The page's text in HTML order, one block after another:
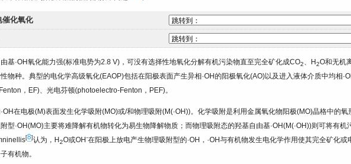
催化氧化
基·OH氧化能力强(标准电势为2.8 V)，可没有选择性地氧化分解有机污染物直至完全矿化成CO2、H2O和无机
物种。典型的电化学高级氧化(EAOP)包括在阳极表面产生异相·OH的阳极氧化(AO)以及进入液体介质中均相
，EF)、光电芬顿(photoelectro-Fenton，PEF)。
在电极(M)表面发生化学吸附(MO)或/和物理吸附(M(·OH))。化学吸附是利用金属氧化物阳极(MO)晶格中的氧
型·OH(MO)主要将难降解有机物转化为易生物降解物质；而物理吸附态的羟基自由基·OH(M(·OH))则可将有机
[8]认为，H2O或OH-在阳极上放电产生物理吸附型的·OH，·OH与有机物发生电化学作用使其完全矿化或
有机物。